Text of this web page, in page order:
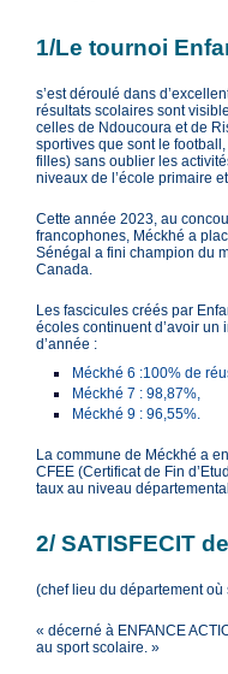
1/Le tournoi
s’est déroulé dans
résultats scolaires sont
celles de Ndoucoura et de
sportives que sont le
filles) sans oublier les
niveaux de l’école primaire
Cette année 2023, au
francophones, Méckhé a
Sénégal a fini champion du
Canada.
Les fascicules créés par
écoles continuent d’avoir un
d’année :
Méckhé 6 :100% de
Méckhé 7 : 98,87%,
Méckhé 9 : 96,55%.
La commune de Méckhé a
CFEE (Certificat de Fin
taux au niveau
2/ SATISFECIT
(chef lieu du département où
« décerné à ENFANCE
au sport scolaire. »